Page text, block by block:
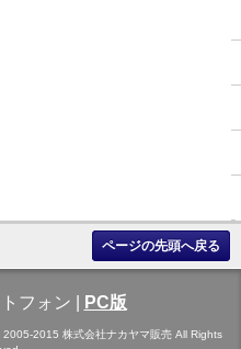
ページの先頭へ戻る
フォン PC版
2015 株式会社ナカヤマ販売 All Rights